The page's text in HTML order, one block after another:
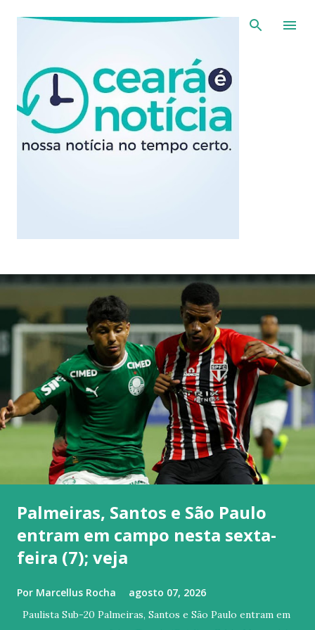
Pular para o conteúdo principal
Palmeiras, Santos e São Paulo
entram em campo nesta sexta-
feira (7); veja
Por Marcellus Rocha agosto 07, 2026
Paulista Sub-20 Palmeiras, Santos e São Paulo entram em